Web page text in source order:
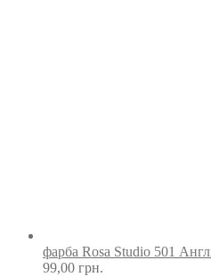
фарба Rosa Studio 501
99,00 грн.